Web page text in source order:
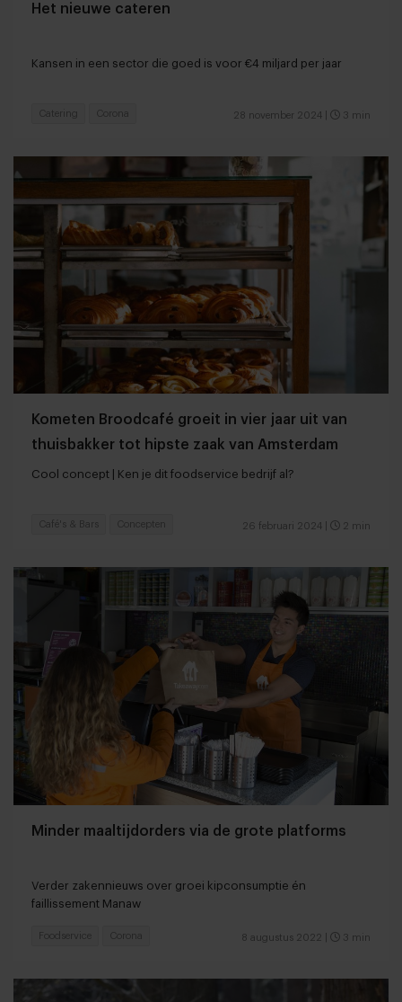
Het nieuwe cateren
Kansen in een sector die goed is voor €4 miljard per jaar
28 november 2024 3 min
Catering Corona
Kometen Broodcafé groeit in vier jaar uit van
thuisbakker tot hipste zaak van Amsterdam
Cool concept | Ken je dit foodservice bedrijf al?
26 februari 2024 2 min
Café's & Bars Concepten
Minder maaltijdorders via de grote platforms
Verder zakennieuws over groei kipconsumptie én
faillissement Manaw
8 augustus 2022 3 min
Foodservice Corona